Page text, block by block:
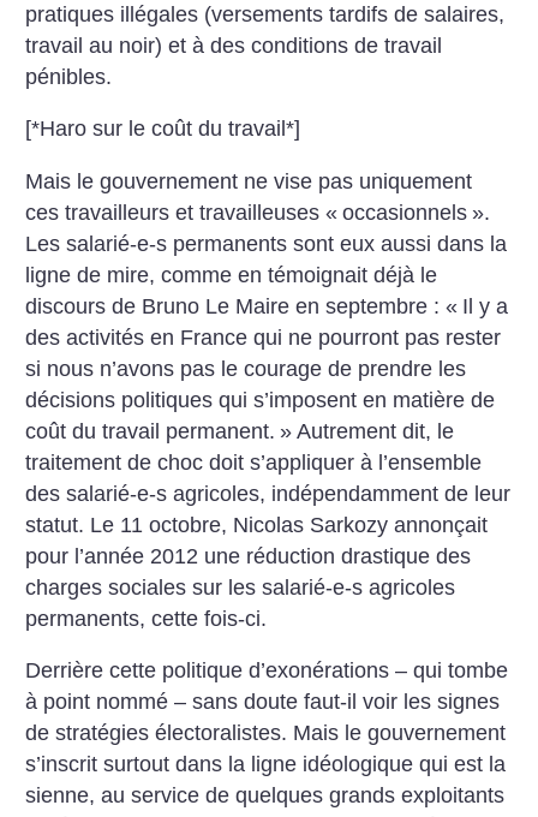
pratiques illégales (versements tardifs de salaires,
travail au noir) et à des conditions de travail
pénibles.
[*Haro sur le coût du travail*]
Mais le gouvernement ne vise pas uniquement
ces travailleurs et travailleuses « occasionnels ».
Les salarié-e-s permanents sont eux aussi dans la
ligne de mire, comme en témoignait déjà le
discours de Bruno Le Maire en septembre : « Il y a
des activités en France qui ne pourront pas rester
si nous n’avons pas le courage de prendre les
décisions politiques qui s’imposent en matière de
coût du travail permanent. » Autrement dit, le
traitement de choc doit s’appliquer à l’ensemble
des salarié-e-s agricoles, indépendamment de leur
statut. Le 11 octobre, Nicolas Sarkozy annonçait
pour l’année 2012 une réduction drastique des
charges sociales sur les salarié-e-s agricoles
permanents, cette fois-ci.
Derrière cette politique d’exonérations – qui tombe
à point nommé – sans doute faut-il voir les signes
de stratégies électoralistes. Mais le gouvernement
s’inscrit surtout dans la ligne idéologique qui est la
sienne, au service de quelques grands exploitants